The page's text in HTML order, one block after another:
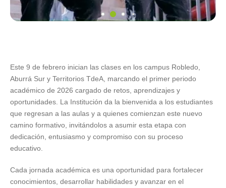
Este 9 de febrero inician las clases en los campus Robledo,
Aburrá Sur y Territorios TdeA, marcando el primer periodo
académico de 2026 cargado de retos, aprendizajes y
oportunidades. La Institución da la bienvenida a los estudiantes
que regresan a las aulas y a quienes comienzan este nuevo
camino formativo, invitándolos a asumir esta etapa con
dedicación, entusiasmo y compromiso con su proceso
educativo.
Cada jornada académica es una oportunidad para fortalecer
conocimientos, desarrollar habilidades y avanzar en el